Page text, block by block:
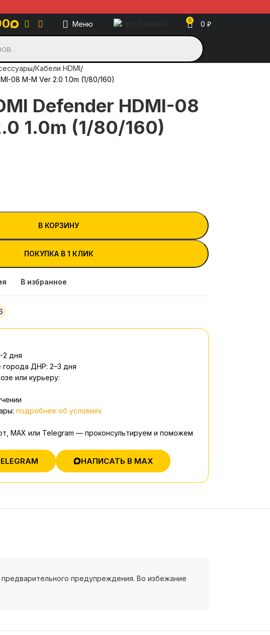
Меню 0 0 ₽
Кабели HDMI
08 M-M Ver 2.0 1.0m (1/80/160)
Defender HDMI-08
1.0m (1/80/160)
В КОРЗИНУ
ПОКУПКА В 1 КЛИК
В избранное
2 дня
ДНР: 2–3 дня
или курьеру:
подробнее об условиях
MAX или Telegram — проконсультируем и поможем
НАПИСАТЬ В MAX
предупреждения. Во избежание